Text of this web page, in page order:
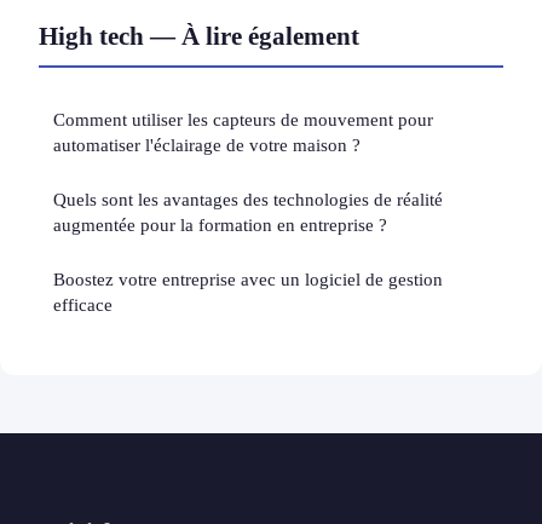
High tech — À lire également
Comment utiliser les capteurs de mouvement pour
automatiser l'éclairage de votre maison ?
Quels sont les avantages des technologies de réalité
augmentée pour la formation en entreprise ?
Boostez votre entreprise avec un logiciel de gestion
efficace